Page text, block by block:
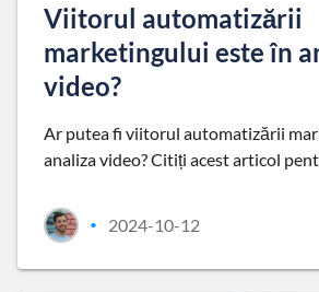
Viitorul automatizării
marketingului este în
video?
Ar putea fi viitorul automatizării
analiza video? Citiți acest articol
• 2024-10-12